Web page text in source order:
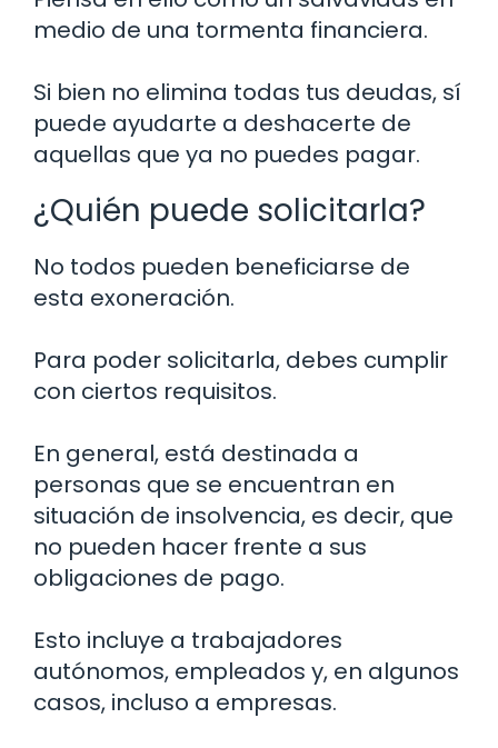
medio de una tormenta financiera.
Si bien no elimina todas tus deudas, sí
puede ayudarte a deshacerte de
aquellas que ya no puedes pagar.
¿Quién puede solicitarla?
No todos pueden beneficiarse de
esta exoneración.
Para poder solicitarla, debes cumplir
con ciertos requisitos.
En general, está destinada a
personas que se encuentran en
situación de insolvencia, es decir, que
no pueden hacer frente a sus
obligaciones de pago.
Esto incluye a trabajadores
autónomos, empleados y, en algunos
casos, incluso a empresas.